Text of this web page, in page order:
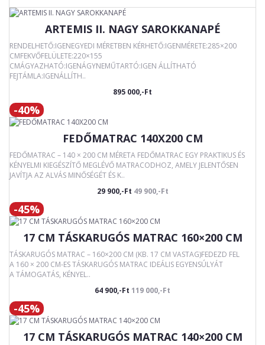
ARTEMIS II. NAGY SAROKKANAPÉ
RENDELHETŐ:IGENEGYEDI MÉRETBEN KÉRHETŐ:IGENMÉRETE:285×200
CMFEKVŐFELÜLETE:220×155
CMÁGYAZHATÓ:IGENÁGYNEMŰTARTÓ:IGEN ÁLLÍTHATÓ
FEJTÁMLA:IGENÁLLÍTH..
895 000,-Ft
-40%
FEDŐMATRAC 140X200 CM
FEDŐMATRAC – 140 × 200 CM MÉRETA FEDŐMATRAC EGY PRAKTIKUS ÉS
KÉNYELMI KIEGÉSZÍTŐ MEGLÉVŐ MATRACODHOZ, AMELY JELENTŐSEN
JAVÍTJA AZ ALVÁS MINŐSÉGÉT ÉS K..
29 900,-Ft 49 900,-Ft
-45%
17 CM TÁSKARUGÓS MATRAC 160×200 CM
TÁSKARUGÓS MATRAC – 160×200 CM (KB. 17 CM VASTAG)FEDEZD FEL
A 160 × 200 CM-ES TÁSKARUGÓS MATRAC IDEÁLIS EGYENSÚLYÁT
A TÁMOGATÁS, KÉNYEL..
64 900,-Ft 119 000,-Ft
-45%
17 CM TÁSKARUGÓS MATRAC 140×200 CM